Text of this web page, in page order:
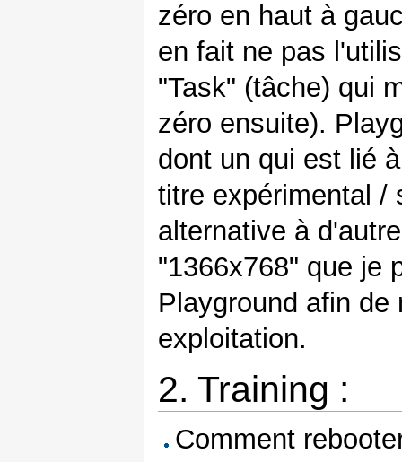
zéro en haut à
en fait ne pas
"Task" (tâche) qui
zéro ensuite).
dont un qui est lié
titre expérimental /
alternative à
"1366x768" que je
Playground afin
exploitation.
2. Training :
Comment